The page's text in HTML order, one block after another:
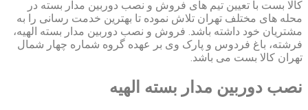
کالا بست با تعیین تیم های فروش و نصب دوربین مدار بسته در
محله های مختلف تهران تلاش نموده تا بهترین خدمت رسانی را به
مشتریان خود داشته باشد. فروش و نصب دوربین مدار بسته الهیه،
فرشته، باغ فردوس و پارک وی بر عهده گروه شماره چهار شمال
تهران کالا بست می باشد.
نصب دوربین مدار بسته الهیه